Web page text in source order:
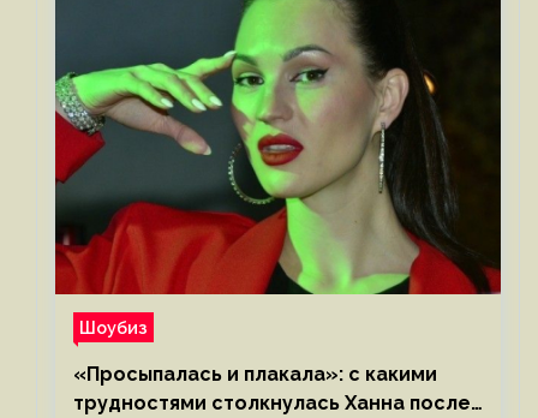
Шоубиз
«Просыпалась и плакала»: с какими
трудностями столкнулась Ханна после